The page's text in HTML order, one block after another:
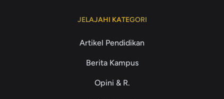
JELAJAHI KATEGORI
Artikel Pendidikan
Berita Kampus
Opini & R.